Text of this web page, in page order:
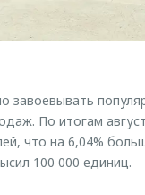
завоевывать
По итогам
что на 6,04%
100 000 единиц.